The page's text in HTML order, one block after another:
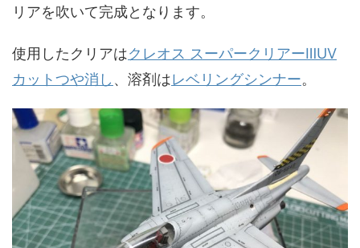
リアを吹いて完成となります。
使用したクリアはクレオス スーパークリアーⅢUV
カットつや消し 、溶剤はレベリングシンナー。